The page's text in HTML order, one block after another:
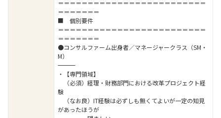
＝＝＝＝＝＝＝＝＝＝＝＝＝＝＝＝＝＝＝＝＝＝＝＝＝
＝＝＝＝＝＝＝
■ 個別要件
＝＝＝＝＝＝＝＝＝＝＝＝＝＝＝＝＝＝＝＝＝＝＝＝＝
＝＝＝＝＝＝＝
●コンサルファーム出身者／マネージャークラス（SM・
M）
――――――――――――――――――――――――――――――――
・【専門領域】
（必須）経理・財務部門における改革プロジェクト経
験
（なお良）IT経験は必ずしも無くてよいが一定の知見
があったほうが